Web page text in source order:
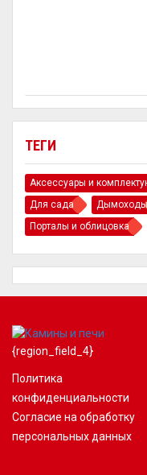
ТЕГИ
Аксессуары и
Для сада
Дымоходы
Порталы и облицовка
{region_field_4}
Политика
конфиденциальности
Согласие на обработку
персональных данных